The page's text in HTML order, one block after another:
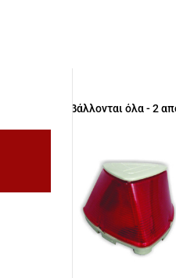
Προβάλλονται όλα - 2